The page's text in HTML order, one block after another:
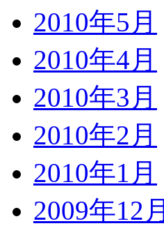
2010年5月
2010年4月
2010年3月
2010年2月
2010年1月
2009年12月